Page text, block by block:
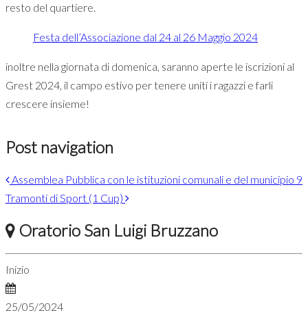
resto del quartiere.
Festa dell’Associazione dal 24 al 26 Maggio 2024
inoltre nella giornata di domenica, saranno aperte le iscrizioni al
Grest 2024, il campo estivo per tenere uniti i ragazzi e farli
crescere insieme!
Post navigation
Assemblea Pubblica con le istituzioni comunali e del municipio 9
Tramonti di Sport (1 Cup)
Oratorio San Luigi Bruzzano
Inizio
25/05/2024